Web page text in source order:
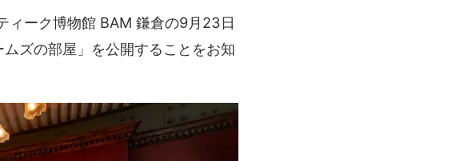
ィーク博物館 BAM 鎌倉の9月23日
ズの部屋」を公開することをお知